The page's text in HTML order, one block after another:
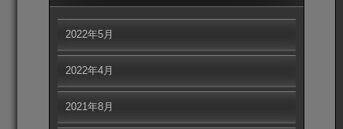
2022年5月
2022年4月
2021年8月